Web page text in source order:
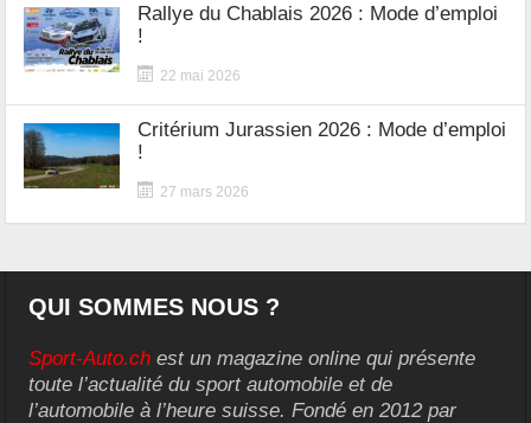
Rallye du Chablais 2026 : Mode d’emploi
!
22 mai 2026
Critérium Jurassien 2026 : Mode d’emploi
!
27 mars 2026
QUI SOMMES NOUS ?
Sport-Auto.ch est un magazine online qui présente
toute l’actualité du sport automobile et de
l’automobile à l’heure suisse. Fondé en 2012 par